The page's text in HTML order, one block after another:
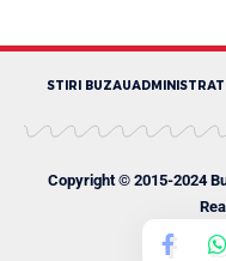
STIRI BUZAU
Copyright © 2015-2024